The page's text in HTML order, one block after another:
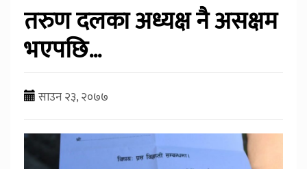
तरुण दलका अध्यक्ष नै असक्षम
भएपछि…
साउन २३, २०७७